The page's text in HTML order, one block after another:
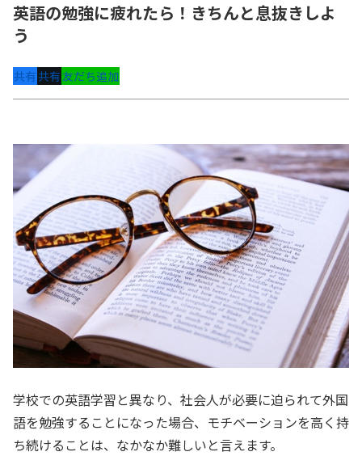
英語の勉強に疲れたら！きちんと息抜きしよ
う
共有共有友だち追加
学校での英語学習と異なり、社会人が必要に迫られて外国
語を勉強することになった場合、モチベーションを高く持
ち続けることは、なかなか難しいと言えます。